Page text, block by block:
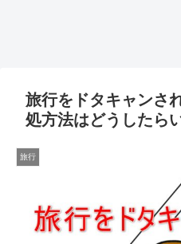
旅行をドタキャンさ
処方法はどうしたら
旅行